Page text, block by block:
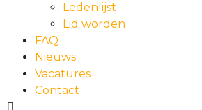
Ledenlijst
Lid worden
FAQ
Nieuws
Vacatures
Contact